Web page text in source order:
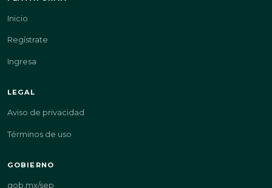
Inicio
Regístrate
Ingresa
LEGAL
Aviso de privacidad
Términos de uso
GOBIERNO
gob.mx/sep